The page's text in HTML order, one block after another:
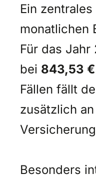
Ein
monatlichen
Für das
bei 843,53
Fällen fällt
zusätzlich
Besonders